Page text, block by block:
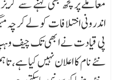
معاملے پر کچھ بھی کہنے سے
اندرونی اختلافات کو لے کر چہ
پی قیادت نے ابھی تک چیف
نئے نام کا اعلان نہیں کیا ہے،